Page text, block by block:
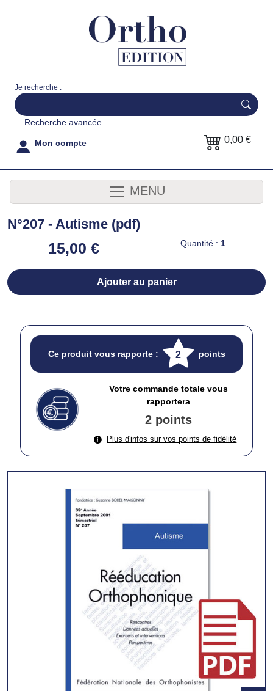
Je recherche :
Recherche avancée
Mon compte 0,00 €
MENU
N°207 - Autisme (pdf)
15,00 € Quantité : 1
Ajouter au panier
Ce produit vous rapporte : 2 points
Votre commande totale vous
rapportera
2 points
Plus d'infos sur vos points de fidélité